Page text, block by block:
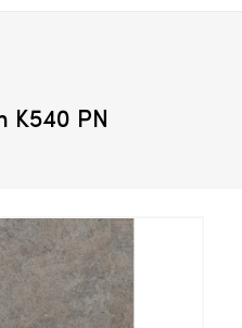
K540 PN